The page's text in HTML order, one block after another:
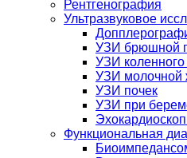
Рентгенография
Ультразвуковое
УЗИ брюшной
УЗИ коленного
УЗИ молочной
УЗИ почек
УЗИ при
Функциональная